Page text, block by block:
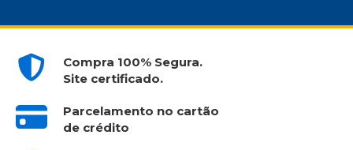
Compra 100% Segura.
Site certificado.
Parcelamento no cartão
de crédito